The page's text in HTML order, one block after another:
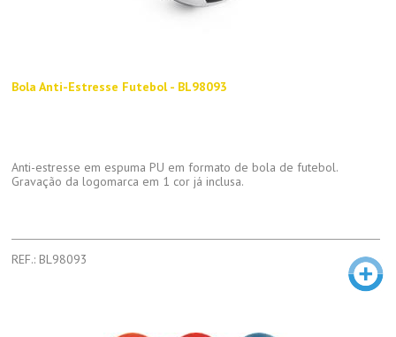
Bola Anti-Estresse Futebol - BL98093
Anti-estresse em espuma PU em formato de bola de futebol.
Gravação da logomarca em 1 cor já inclusa.
REF.: BL98093